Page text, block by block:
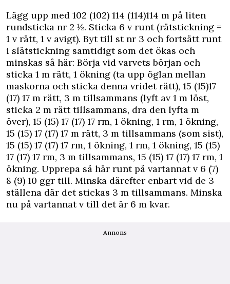
Lägg upp med 102 (102) 114 (114)114 m på liten
rundsticka nr 2 ½. Sticka 6 v runt (rätstickning =
1 v rätt, 1 v avigt). Byt till st nr 3 och fortsätt runt
i slätstickning samtidigt som det ökas och
minskas så här: Börja vid varvets början och
sticka 1 m rätt, 1 ökning (ta upp öglan mellan
maskorna och sticka denna vridet rätt), 15 (15)17
(17) 17 m rätt, 3 m tillsammans (lyft av 1 m löst,
sticka 2 m rätt tillsammans, dra den lyfta m
över), 15 (15) 17 (17) 17 rm, 1 ökning, 1 rm, 1 ökning,
15 (15) 17 (17) 17 m rätt, 3 m tillsammans (som sist),
15 (15) 17 (17) 17 rm, 1 ökning, 1 rm, 1 ökning, 15 (15)
17 (17) 17 rm, 3 m tillsammans, 15 (15) 17 (17) 17 rm, 1
ökning. Upprepa så här runt på vartannat v 6 (7)
8 (9) 10 ggr till. Minska därefter enbart vid de 3
ställena där det stickas 3 m tillsammans. Minska
nu på vartannat v till det är 6 m kvar.
Annons